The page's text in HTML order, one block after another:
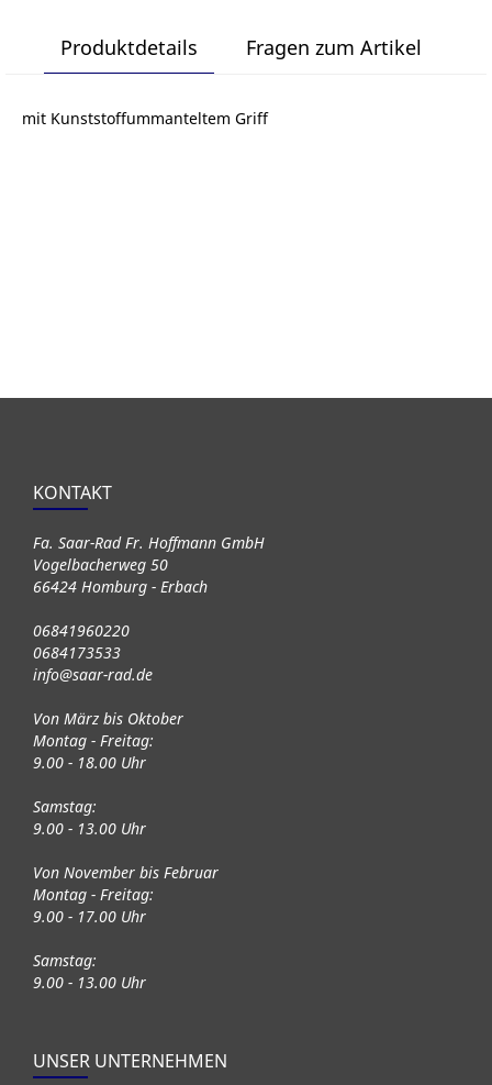
Produktdetails Fragen zum Artikel
mit Kunststoffummanteltem Griff
KONTAKT
Fa. Saar-Rad Fr. Hoffmann GmbH
Vogelbacherweg 50
66424 Homburg - Erbach
06841960220
0684173533
info@saar-rad.de
Von März bis Oktober
Montag - Freitag:
9.00 - 18.00 Uhr
Samstag:
9.00 - 13.00 Uhr
Von November bis Februar
Montag - Freitag:
9.00 - 17.00 Uhr
Samstag:
9.00 - 13.00 Uhr
UNSER UNTERNEHMEN